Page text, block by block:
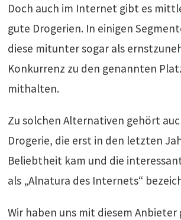
Doch auch im Internet gibt es
gute Drogerien. In einigen
diese mitunter sogar als
Konkurrenz zu den genannten
mithalten.
Zu solchen Alternativen gehört
Drogerie, die erst in den letzten
Beliebtheit kam und die
als „Alnatura des Internets“
Wir haben uns mit diesem Anbieter